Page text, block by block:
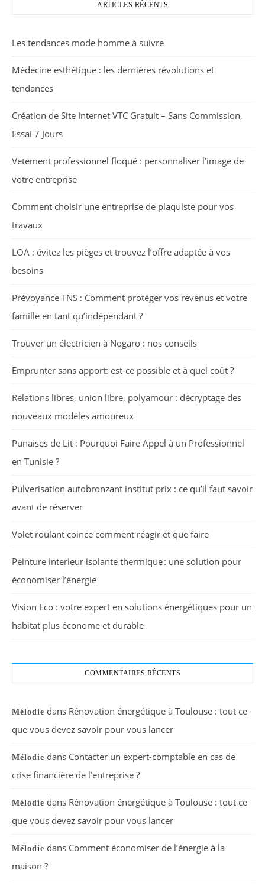
ARTICLES RÉCENTS
Les tendances mode homme à suivre
Médecine esthétique : les dernières révolutions et
tendances
Création de Site Internet VTC Gratuit – Sans Commission,
Essai 7 Jours
Vetement professionnel floqué : personnaliser l’image de
votre entreprise
Comment choisir une entreprise de plaquiste pour vos
travaux
LOA : évitez les pièges et trouvez l’offre adaptée à vos
besoins
Prévoyance TNS : Comment protéger vos revenus et votre
famille en tant qu’indépendant ?
Trouver un électricien à Nogaro : nos conseils
Emprunter sans apport: est-ce possible et à quel coût ?
Relations libres, union libre, polyamour : décryptage des
nouveaux modèles amoureux
Punaises de Lit : Pourquoi Faire Appel à un Professionnel
en Tunisie ?
Pulverisation autobronzant institut prix : ce qu’il faut savoir
avant de réserver
Volet roulant coince comment réagir et que faire
Peinture interieur isolante thermique : une solution pour
économiser l’énergie
Vision Eco : votre expert en solutions énergétiques pour un
habitat plus économe et durable
COMMENTAIRES RÉCENTS
Mélodie dans Rénovation énergétique à Toulouse : tout ce
que vous devez savoir pour vous lancer
Mélodie dans Contacter un expert-comptable en cas de
crise financière de l’entreprise ?
Mélodie dans Rénovation énergétique à Toulouse : tout ce
que vous devez savoir pour vous lancer
Mélodie dans Comment économiser de l’énergie à la
maison ?